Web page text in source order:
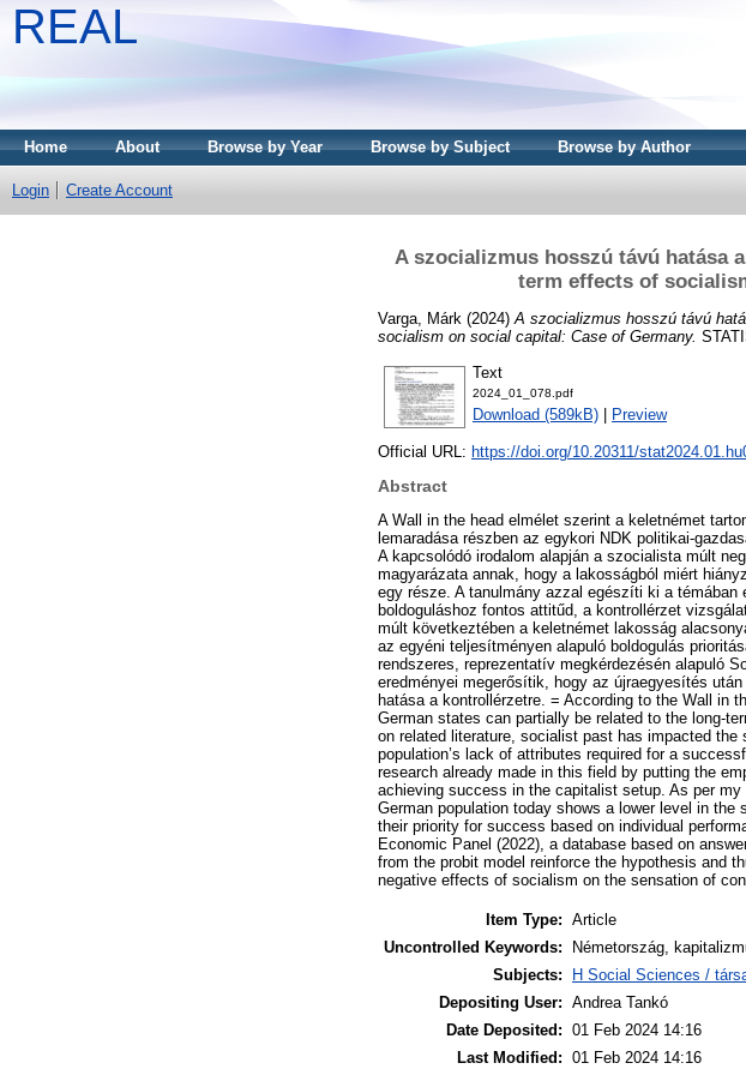
REAL
Home About Browse by Year Browse by Subject Browse by Author
Login Create Account
A szocializmus hosszú távú hatása
term effects of
Varga, Márk (2024) A szocializmus hosszú távú
socialism on social capital: Case of Germany.
Text
2024_01_078.pdf
Download (589kB) Preview
Official URL: https://doi.org/10.20311/
Abstract
A Wall in the head elmélet szerint a keletnémet
lemaradása részben az egykori NDK politikai-
A kapcsolódó irodalom alapján a szocialista múlt
magyarázata annak, hogy a lakosságból miért
egy része. A tanulmány azzal egészíti ki a
boldoguláshoz fontos attitűd, a kontrollérzet
múlt következtében a keletnémet lakosság
az egyéni teljesítményen alapuló boldogulás
rendszeres, reprezentatív megkérdezésén alapuló
eredményei megerősítik, hogy az újraegyesítés
hatása a kontrollérzetre. = According to the Wall in
German states can partially be related to the long-
on related literature, socialist past has impacted
population’s lack of attributes required for a
research already made in this field by putting the
achieving success in the capitalist setup. As per
German population today shows a lower level in
their priority for success based on individual
Economic Panel (2022), a database based on
from the probit model reinforce the hypothesis and
negative effects of socialism on the sensation of
Item Type: Article
Uncontrolled Keywords:
Németország,
Subjects:
H Social Sciences /
Depositing User: Andrea Tankó
Date Deposited: 01 Feb 2024 14:16
Last Modified: 01 Feb 2024 14:16